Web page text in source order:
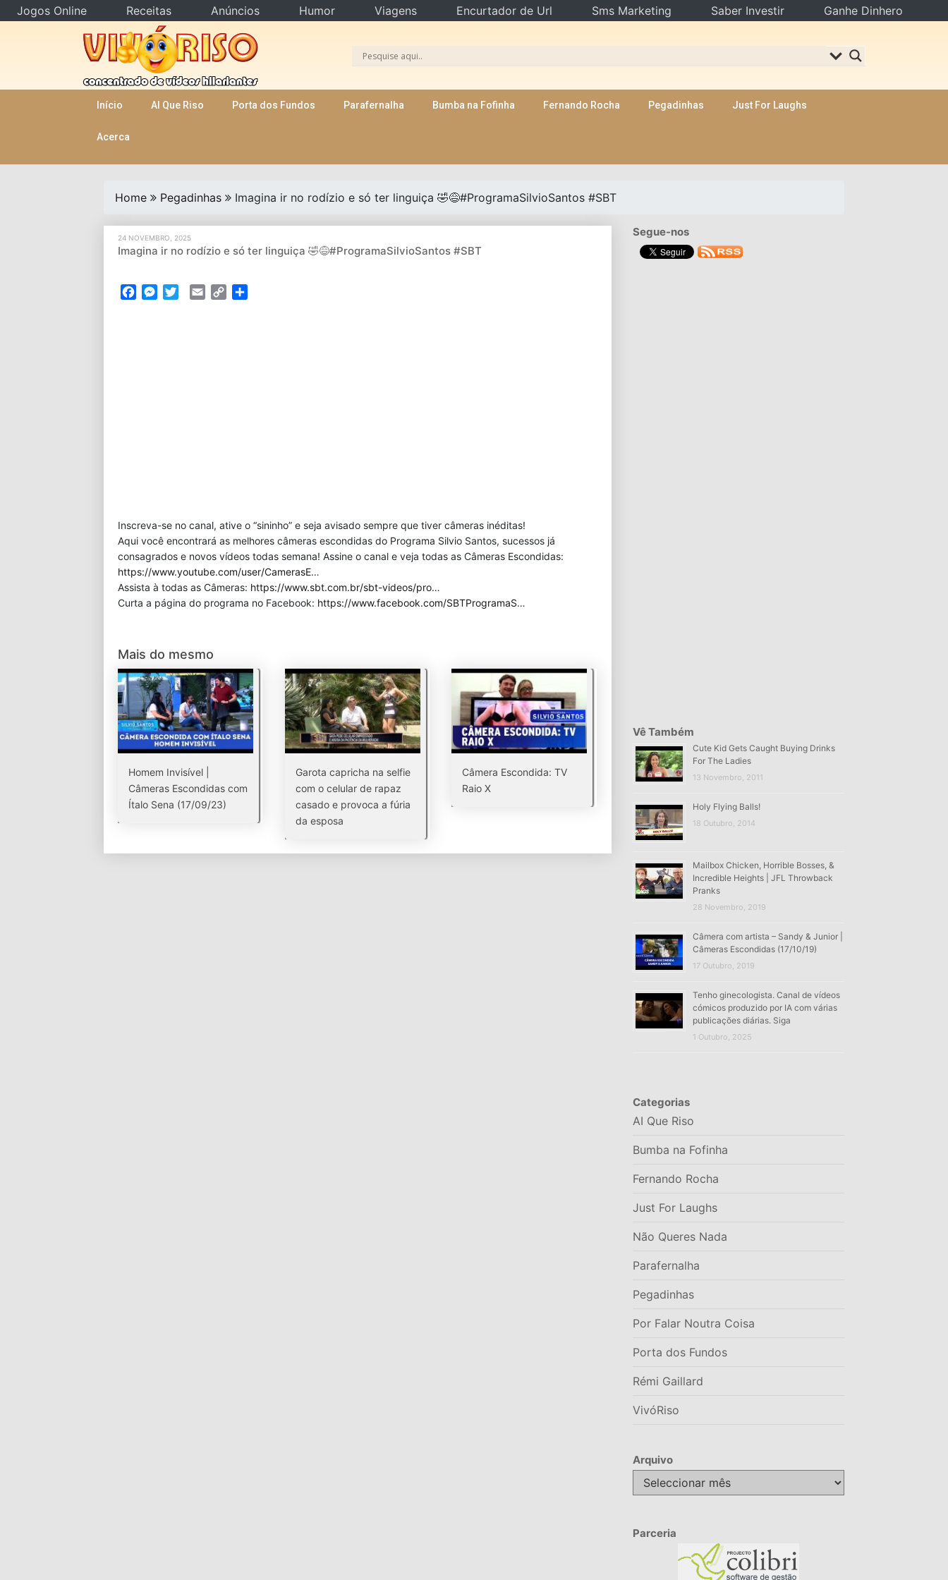
Início AI Que Riso Porta dos Fundos Parafernalha Bumba na Fofinha Fernando Rocha Pegadinhas Just For Laughs
Acerca
Home Pegadinhas Imagina ir no rodízio e só ter linguiça 🤣😅#ProgramaSilvioSantos #SBT
24 NOVEMBRO, 2025
Imagina ir no rodízio e só ter linguiça 🤣😅#ProgramaSilvioSantos #SBT
FacebookMessenger
TwitterEmail Copy
Inscreva-se no canal, ative o “sininho” e seja avisado sempre que tiver câmeras inéditas!
Aqui você encontrará as melhores câmeras escondidas do Programa Silvio Santos, sucessos já
consagrados e novos vídeos todas semana! Assine o canal e veja todas as Câmeras Escondidas:
https://www.youtube.com/user/CamerasE…
Assista à todas as Câmeras: https://www.sbt.com.br/sbt-videos/pro…
Curta a página do programa no Facebook: https://www.facebook.com/SBTProgramaS…
Mais do mesmo
Homem Invisível |
Câmeras Escondidas com
Ítalo Sena (17/09/23)
Garota capricha na selfie
com o celular de rapaz
casado e provoca a fúria
da esposa
Câmera Escondida: TV
Raio X
Segue-nos
Vê Também
Cute Kid Gets Caught Buying Drinks
For The Ladies
13 Novembro, 2011
Holy Flying Balls!
18 Outubro, 2014
Mailbox Chicken, Horrible Bosses, &
Incredible Heights | JFL Throwback
Pranks
28 Novembro, 2019
Câmera com artista – Sandy & Junior |
Câmeras Escondidas (17/10/19)
17 Outubro, 2019
Tenho ginecologista. Canal de vídeos
cómicos produzido por IA com várias
publicações diárias. Siga
1 Outubro, 2025
Categorias
AI Que Riso
Bumba na Fofinha
Fernando Rocha
Just For Laughs
Não Queres Nada
Parafernalha
Pegadinhas
Por Falar Noutra Coisa
Porta dos Fundos
Rémi Gaillard
VivóRiso
Arquivo
Arquivo
Parceria
Jogos Online Receitas Anúncios Humor Viagens Encurtador de Url Sms Marketing Saber Investir Ganhe Dinhero